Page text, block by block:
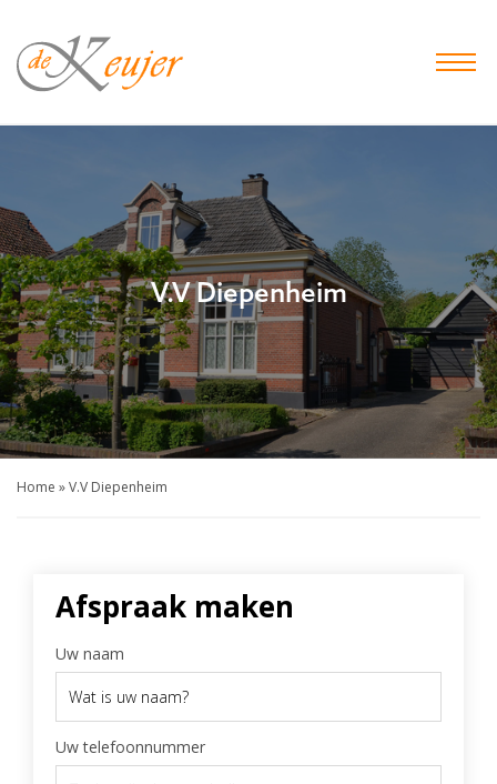
Keujer
-
Twente
V.V Diepenheim
Home »V.V Diepenheim
Afspraak maken
Uw naam
Uw telefoonnummer